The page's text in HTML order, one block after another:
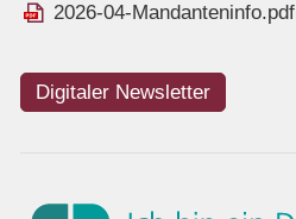
2026-04-Mandanteninfo.pdf
Digitaler Newsletter